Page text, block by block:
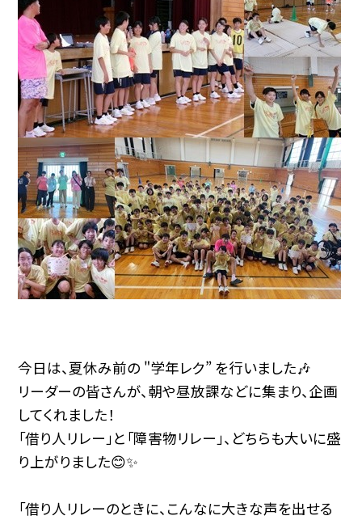
今日は、夏休み前の "学年レク” を行いました🎶
リーダーの皆さんが、朝や昼放課などに集まり、企画
してくれました！
「借り人リレー」と「障害物リレー」、どちらも大いに盛
り上がりました😊✨
「借り人リレーのときに、こんなに大きな声を出せる